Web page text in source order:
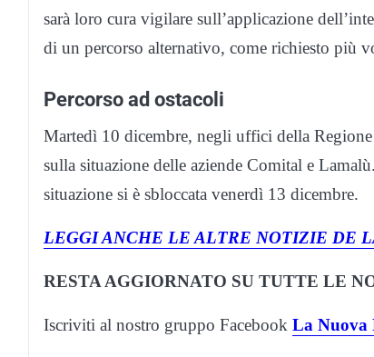
sarà loro cura vigilare sull’applicazione
di un percorso alternativo, come richiesto più
Percorso ad ostacoli
Martedì 10 dicembre, negli uffici della
sulla situazione delle aziende Comital e
situazione si è sbloccata venerdì 13 dicembre.
LEGGI ANCHE LE ALTRE NOTIZIE DE
RESTA AGGIORNATO SU TUTTE LE
Iscriviti al nostro gruppo Facebook La Nuova